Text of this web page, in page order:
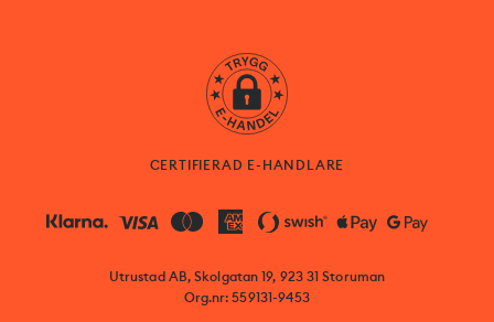
CERTIFIERAD E-HANDLARE
Utrustad AB, Skolgatan 19, 923 31 Storuman
Org.nr: 559131-9453